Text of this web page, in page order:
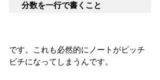
分数を一行で書くこと
です。これも必然的にノートがビッチ
ビチになってしまうんです。